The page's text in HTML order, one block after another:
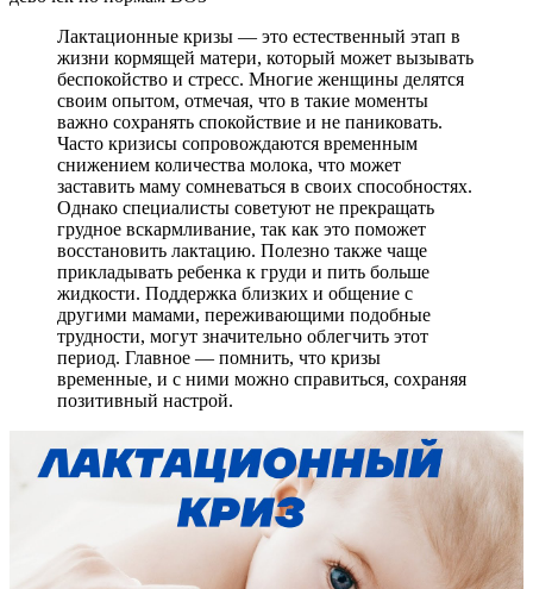
Лактационные кризы — это естественный этап в
жизни кормящей матери, который может вызывать
беспокойство и стресс. Многие женщины делятся
своим опытом, отмечая, что в такие моменты
важно сохранять спокойствие и не паниковать.
Часто кризисы сопровождаются временным
снижением количества молока, что может
заставить маму сомневаться в своих способностях.
Однако специалисты советуют не прекращать
грудное вскармливание, так как это поможет
восстановить лактацию. Полезно также чаще
прикладывать ребенка к груди и пить больше
жидкости. Поддержка близких и общение с
другими мамами, переживающими подобные
трудности, могут значительно облегчить этот
период. Главное — помнить, что кризы
временные, и с ними можно справиться, сохраняя
позитивный настрой.